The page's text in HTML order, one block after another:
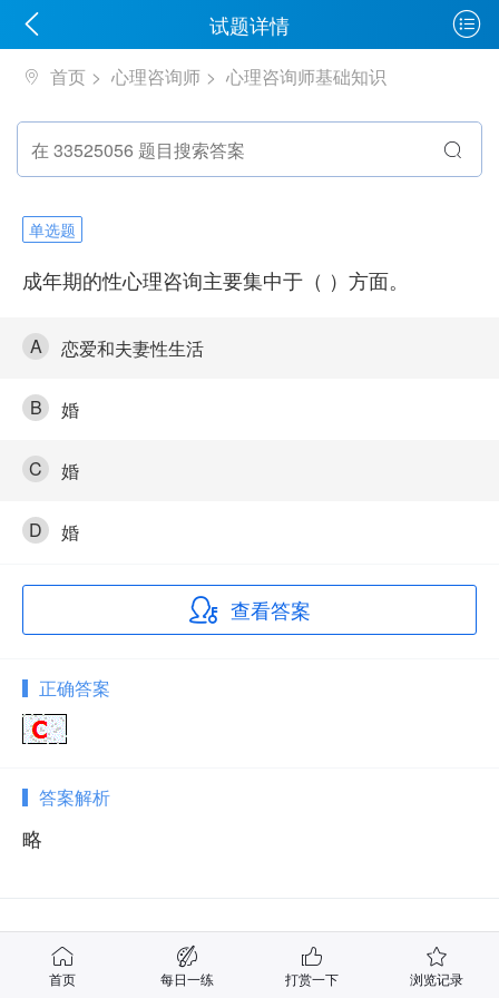
试题详情
首页 心理咨询师 心理咨询师基础知识
单选题
成年期的性心理咨询主要集中于（ ）方面。
A 恋爱和夫妻性生活
B 婚
C 婚
D 婚
查看答案
正确答案
答案解析
略
相关试题
首页 每日一练 打赏一下 浏览记录